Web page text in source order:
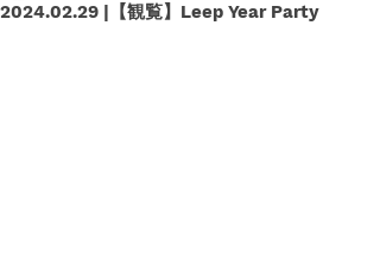
2024.02.29 |【観覧】Leep Year Party